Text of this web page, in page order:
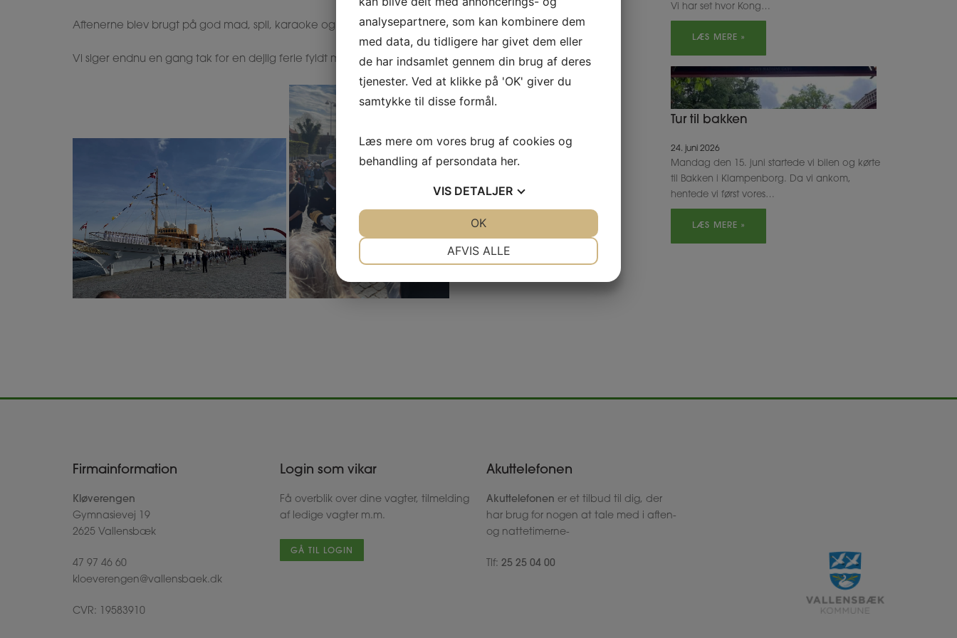
Aftenerne blev brugt på god mad, spil, karaoke og hyggelige stunder med badning og samvær.
Vi siger endnu en gang tak for en dejlig ferie fyldt med gode oplevelser, smil og hyggelige minder.
Vi har set hvor Kong…
LÆS MERE »
Tur til bakken
24. juni 2026
Mandag den 15. juni startede vi bilen og kørte
til Bakken i Klampenborg. Da vi ankom,
hentede vi først vores…
LÆS MERE »
Firmainformation
Kløverengen
Gymnasievej 19
2625 Vallensbæk
47 97 46 60
kloeverengen@vallensbaek.dk
CVR: 19583910
Login som vikar
Få overblik over dine vagter, tilmelding
af ledige vagter m.m.
GÅ TIL LOGIN
Akuttelefonen
Akuttelefonen er et tilbud til dig, der
har brug for nogen at tale med i aften-
og nattetimerne-
Tlf:25 25 04 00
analysepartnere, som kan kombinere dem
med data, du tidligere har givet dem eller
de har indsamlet gennem din brug af deres
tjenester. Ved at klikke på 'OK' giver du
samtykke til disse formål.
Læs mere om vores brug af cookies og
behandling af persondata her.
VIS DETALJER
MARKETING
AFVIS ALLE
OK